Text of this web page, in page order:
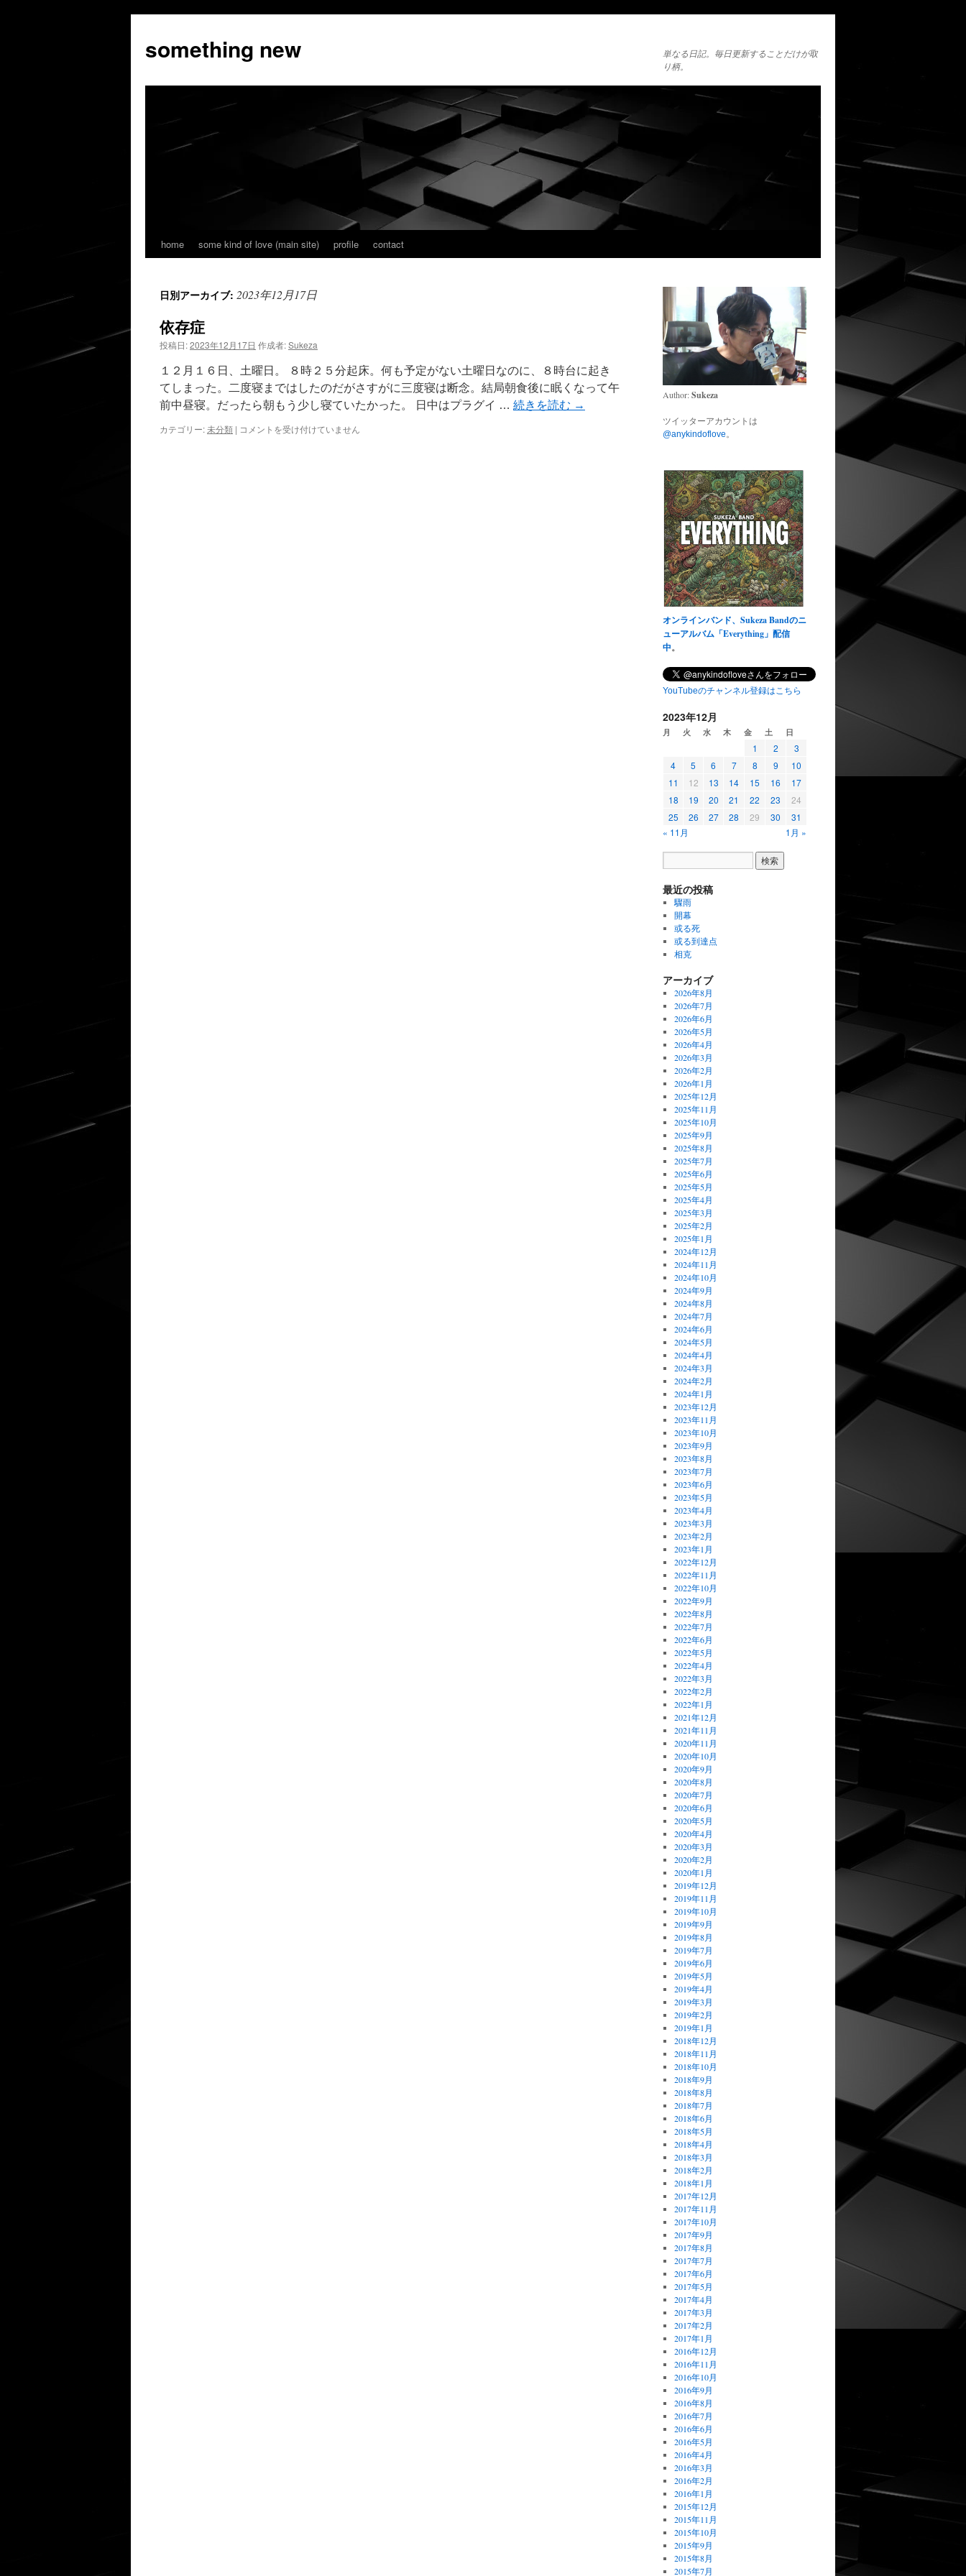
テ
ン
へ
something new
単なる日記。毎日更新することだけが取
り柄。
home some kind of love (main site) profile contact
日別アーカイブ: 2023年12月17日
依存症
投稿日:2023年12月17日 作成者:Sukeza
１２月１６日、土曜日。 ８時２５分起床。何も予定がない土曜日なのに、８時台に起き
てしまった。二度寝まではしたのだがさすがに三度寝は断念。結局朝食後に眠くなって午
前中昼寝。だったら朝もう少し寝ていたかった。 日中はプラグイ … 続きを読む →
カテゴリー:未分類 | 依
コメントを受け付けていません
Author:Sukeza
ツイッターアカウントは
@anykindoflove。
オンラインバンド、Sukeza Bandのニ
ューアルバム「Everything」配信
中。
YouTubeのチャンネル登録はこちら
2023年12月
月 火 水 木 金 土 日
1 2
3
4
5 6 7 8 9
10
11
12 13 14 15 16
17
18
19 20 21 22 23
24
25
26 27 28 29 30
31
« 11月
1月 »
最近の投稿
驟雨
開幕
或る死
或る到達点
相克
アーカイブ
2026年8月
2026年7月
2026年6月
2026年5月
2026年4月
2026年3月
2026年2月
2026年1月
2025年12月
2025年11月
2025年10月
2025年9月
2025年8月
2025年7月
2025年6月
2025年5月
2025年4月
2025年3月
2025年2月
2025年1月
2024年12月
2024年11月
2024年10月
2024年9月
2024年8月
2024年7月
2024年6月
2024年5月
2024年4月
2024年3月
2024年2月
2024年1月
2023年12月
2023年11月
2023年10月
2023年9月
2023年8月
2023年7月
2023年6月
2023年5月
2023年4月
2023年3月
2023年2月
2023年1月
2022年12月
2022年11月
2022年10月
2022年9月
2022年8月
2022年7月
2022年6月
2022年5月
2022年4月
2022年3月
2022年2月
2022年1月
2021年12月
2021年11月
2020年11月
2020年10月
2020年9月
2020年8月
2020年7月
2020年6月
2020年5月
2020年4月
2020年3月
2020年2月
2020年1月
2019年12月
2019年11月
2019年10月
2019年9月
2019年8月
2019年7月
2019年6月
2019年5月
2019年4月
2019年3月
2019年2月
2019年1月
2018年12月
2018年11月
2018年10月
2018年9月
2018年8月
2018年7月
2018年6月
2018年5月
2018年4月
2018年3月
2018年2月
2018年1月
2017年12月
2017年11月
2017年10月
2017年9月
2017年8月
2017年7月
2017年6月
2017年5月
2017年4月
2017年3月
2017年2月
2017年1月
2016年12月
2016年11月
2016年10月
2016年9月
2016年8月
2016年7月
2016年6月
2016年5月
2016年4月
2016年3月
2016年2月
2016年1月
2015年12月
2015年11月
2015年10月
2015年9月
2015年8月
2015年7月